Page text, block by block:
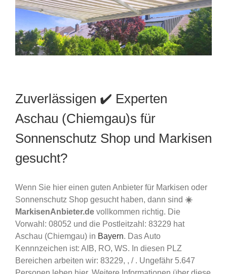
Zuverlässigen ✔️ Experten
Aschau (Chiemgau)s für
Sonnenschutz Shop und Markisen
gesucht?
Wenn Sie hier einen guten Anbieter für Markisen oder
Sonnenschutz Shop gesucht haben, dann sind ☀️
MarkisenAnbieter.de vollkommen richtig. Die
Vorwahl: 08052 und die Postleitzahl: 83229 hat
Aschau (Chiemgau) in Bayern. Das Auto
Kennnzeichen ist: AIB, RO, WS. In diesen PLZ
Bereichen arbeiten wir: 83229, , / . Ungefähr 5.647